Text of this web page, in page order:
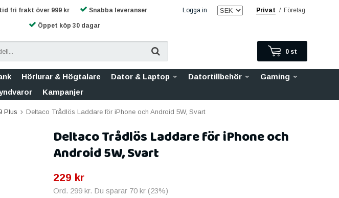
Logga in Privat / Företag
fri frakt över 999 kr Snabba leveranser
Öppet köp 30 dagar
0 st
Hörlurar & Högtalare Dator & Laptop Datortillbehör
Gaming
Kampanjer
Plus Deltaco Trådlös Laddare för iPhone och Android 5W, Svart
Deltaco Trådlös Laddare för iPhone och
Android 5W, Svart
229 kr
Ord. 299 kr. Du sparar 70 kr(23%)